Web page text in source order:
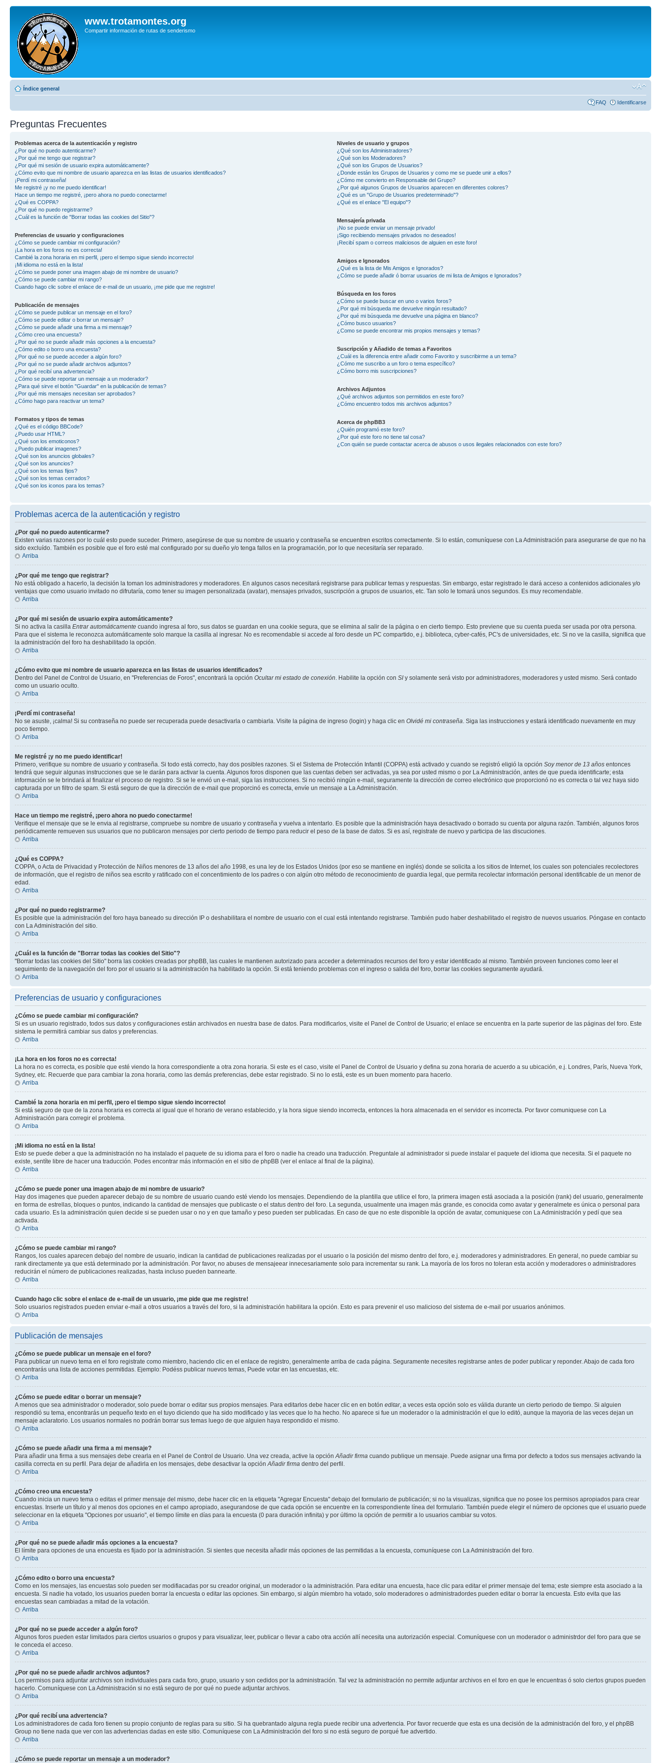
www.trotamontes.org
Compartir información de rutas de senderismo
Índice general
FAQ Identificarse
Preguntas Frecuentes
Problemas acerca de la autenticación y registro
¿Por qué no puedo autenticarme?
¿Por qué me tengo que registrar?
¿Por qué mi sesión de usuario expira automáticamente?
¿Cómo evito que mi nombre de usuario aparezca en las listas de usuarios identificados?
¡Perdí mi contraseña!
Me registré ¡y no me puedo identificar!
Hace un tiempo me registré, ¡pero ahora no puedo conectarme!
¿Qué es COPPA?
¿Por qué no puedo registrarme?
¿Cuál es la función de "Borrar todas las cookies del Sitio"?
Preferencias de usuario y configuraciones
¿Cómo se puede cambiar mi configuración?
¡La hora en los foros no es correcta!
Cambié la zona horaria en mi perfil, ¡pero el tiempo sigue siendo incorrecto!
¡Mi idioma no está en la lista!
¿Cómo se puede poner una imagen abajo de mi nombre de usuario?
¿Cómo se puede cambiar mi rango?
Cuando hago clic sobre el enlace de e-mail de un usuario, ¡me pide que me registre!
Publicación de mensajes
¿Cómo se puede publicar un mensaje en el foro?
¿Cómo se puede editar o borrar un mensaje?
¿Cómo se puede añadir una firma a mi mensaje?
¿Cómo creo una encuesta?
¿Por qué no se puede añadir más opciones a la encuesta?
¿Cómo edito o borro una encuesta?
¿Por qué no se puede acceder a algún foro?
¿Por qué no se puede añadir archivos adjuntos?
¿Por qué recibí una advertencia?
¿Cómo se puede reportar un mensaje a un moderador?
¿Para qué sirve el botón "Guardar" en la publicación de temas?
¿Por qué mis mensajes necesitan ser aprobados?
¿Cómo hago para reactivar un tema?
Formatos y tipos de temas
¿Qué es el código BBCode?
¿Puedo usar HTML?
¿Qué son los emoticonos?
¿Puedo publicar imagenes?
¿Qué son los anuncios globales?
¿Qué son los anuncios?
¿Qué son los temas fijos?
¿Qué son los temas cerrados?
¿Qué son los iconos para los temas?
Niveles de usuario y grupos
¿Qué son los Administradores?
¿Qué son los Moderadores?
¿Qué son los Grupos de Usuarios?
¿Donde están los Grupos de Usuarios y como me se puede unir a ellos?
¿Cómo me convierto en Responsable del Grupo?
¿Por qué algunos Grupos de Usuarios aparecen en diferentes colores?
¿Qué es un "Grupo de Usuarios predeterminado"?
¿Qué es el enlace "El equipo"?
Mensajería privada
¡No se puede enviar un mensaje privado!
¡Sigo recibiendo mensajes privados no deseados!
¡Recibí spam o correos maliciosos de alguien en este foro!
Amigos e Ignorados
¿Qué es la lista de Mis Amigos e Ignorados?
¿Cómo se puede añadir ó borrar usuarios de mi lista de Amigos e Ignorados?
Búsqueda en los foros
¿Cómo se puede buscar en uno o varios foros?
¿Por qué mi búsqueda me devuelve ningún resultado?
¿Por qué mi búsqueda me devuelve una página en blanco?
¿Cómo busco usuarios?
¿Como se puede encontrar mis propios mensajes y temas?
Suscripción y Añadido de temas a Favoritos
¿Cuál es la diferencia entre añadir como Favorito y suscribirme a un tema?
¿Cómo me suscribo a un foro o tema específico?
¿Cómo borro mis suscripciones?
Archivos Adjuntos
¿Qué archivos adjuntos son permitidos en este foro?
¿Cómo encuentro todos mis archivos adjuntos?
Acerca de phpBB3
¿Quién programó este foro?
¿Por qué este foro no tiene tal cosa?
¿Con quién se puede contactar acerca de abusos o usos ilegales relacionados con este foro?
Problemas acerca de la autenticación y registro
¿Por qué no puedo autenticarme?
Existen varias razones por lo cuál esto puede suceder. Primero, asegúrese de que su nombre de usuario y contraseña se encuentren escritos correctamente. Si lo están, comuníquese con La Administración para asegurarse de que no ha
sido excluído. También es posible que el foro esté mal configurado por su dueño y/o tenga fallos en la programación, por lo que necesitaría ser reparado.
Arriba
¿Por qué me tengo que registrar?
No está obligado a hacerlo, la decisión la toman los administradores y moderadores. En algunos casos necesitará registrarse para publicar temas y respuestas. Sin embargo, estar registrado le dará acceso a contenidos adicionales y/o
ventajas que como usuario invitado no difrutaría, como tener su imagen personalizada (avatar), mensajes privados, suscripción a grupos de usuarios, etc. Tan solo le tomará unos segundos. Es muy recomendable.
Arriba
¿Por qué mi sesión de usuario expira automáticamente?
Si no activa la casilla Entrar automáticamente cuando ingresa al foro, sus datos se guardan en una cookie segura, que se elimina al salir de la página o en cierto tiempo. Esto previene que su cuenta pueda ser usada por otra persona.
Para que el sistema le reconozca automáticamente solo marque la casilla al ingresar. No es recomendable si accede al foro desde un PC compartido, e.j. biblioteca, cyber-cafés, PC's de universidades, etc. Si no ve la casilla, significa que
la administración del foro ha deshabilitado la opción.
Arriba
¿Cómo evito que mi nombre de usuario aparezca en las listas de usuarios identificados?
Dentro del Panel de Control de Usuario, en "Preferencias de Foros", encontrará la opción Ocultar mi estado de conexión. Habilite la opción con SI y solamente será visto por administradores, moderadores y usted mismo. Será contado
como un usuario oculto.
Arriba
¡Perdí mi contraseña!
No se asuste, ¡calma! Si su contraseña no puede ser recuperada puede desactivarla o cambiarla. Visite la página de ingreso (login) y haga clic en Olvidé mi contraseña. Siga las instrucciones y estará identificado nuevamente en muy
poco tiempo.
Arriba
Me registré ¡y no me puedo identificar!
Primero, verifique su nombre de usuario y contraseña. Si todo está correcto, hay dos posibles razones. Si el Sistema de Protección Infantil (COPPA) está activado y cuando se registró eligió la opción Soy menor de 13 años entonces
tendrá que seguir algunas instrucciones que se le darán para activar la cuenta. Algunos foros disponen que las cuentas deben ser activadas, ya sea por usted mismo o por La Administración, antes de que pueda identificarte; esta
información se le brindará al finalizar el proceso de registro. Si se le envió un e-mail, siga las instrucciones. Si no recibió ningún e-mail, seguramente la dirección de correo electrónico que proporcionó no es correcta o tal vez haya sido
capturada por un filtro de spam. Si está seguro de que la dirección de e-mail que proporcinó es correcta, envíe un mensaje a La Administración.
Arriba
Hace un tiempo me registré, ¡pero ahora no puedo conectarme!
Verifique el mensaje que se le envia al registrarse, compruebe su nombre de usuario y contraseña y vuelva a intentarlo. Es posible que la administración haya desactivado o borrado su cuenta por alguna razón. También, algunos foros
periódicamente remueven sus usuarios que no publicaron mensajes por cierto periodo de tiempo para reducir el peso de la base de datos. Si es así, registrate de nuevo y participa de las discuciones.
Arriba
¿Qué es COPPA?
COPPA, o Acta de Privacidad y Protección de Niños menores de 13 años del año 1998, es una ley de los Estados Unidos (por eso se mantiene en inglés) donde se solicita a los sitios de Internet, los cuales son potenciales recolectores
de información, que el registro de niños sea escrito y ratificado con el concentimiento de los padres o con algún otro método de reconocimiento de guardia legal, que permita recolectar información personal identificable de un menor de
edad.
Arriba
¿Por qué no puedo registrarme?
Es posible que la administración del foro haya baneado su dirección IP o deshabilitara el nombre de usuario con el cual está intentando registrarse. También pudo haber deshabilitado el registro de nuevos usuarios. Póngase en contacto
con La Administración del sitio.
Arriba
¿Cuál es la función de "Borrar todas las cookies del Sitio"?
"Borrar todas las cookies del Sitio" borra las cookies creadas por phpBB, las cuales le mantienen autorizado para acceder a determinados recursos del foro y estar identificado al mismo. También proveen funciones como leer el
seguimiento de la navegación del foro por el usuario si la administración ha habilitado la opción. Si está teniendo problemas con el ingreso o salida del foro, borrar las cookies seguramente ayudará.
Arriba
Preferencias de usuario y configuraciones
¿Cómo se puede cambiar mi configuración?
Si es un usuario registrado, todos sus datos y configuraciones están archivados en nuestra base de datos. Para modificarlos, visite el Panel de Control de Usuario; el enlace se encuentra en la parte superior de las páginas del foro. Este
sistema le permitirá cambiar sus datos y preferencias.
Arriba
¡La hora en los foros no es correcta!
La hora no es correcta, es posible que esté viendo la hora correspondiente a otra zona horaria. Si este es el caso, visite el Panel de Control de Usuario y defina su zona horaria de acuerdo a su ubicación, e.j. Londres, París, Nueva York,
Sydney, etc. Recuerde que para cambiar la zona horaria, como las demás preferencias, debe estar registrado. Si no lo está, este es un buen momento para hacerlo.
Arriba
Cambié la zona horaria en mi perfil, ¡pero el tiempo sigue siendo incorrecto!
Si está seguro de que de la zona horaria es correcta al igual que el horario de verano establecido, y la hora sigue siendo incorrecta, entonces la hora almacenada en el servidor es incorrecta. Por favor comuniquese con La
Administración para corregir el problema.
Arriba
¡Mi idioma no está en la lista!
Esto se puede deber a que la administración no ha instalado el paquete de su idioma para el foro o nadie ha creado una traducción. Preguntale al administrador si puede instalar el paquete del idioma que necesita. Si el paquete no
existe, sentíte libre de hacer una traducción. Podes encontrar más información en el sitio de phpBB (ver el enlace al final de la página).
Arriba
¿Cómo se puede poner una imagen abajo de mi nombre de usuario?
Hay dos imagenes que pueden aparecer debajo de su nombre de usuario cuando esté viendo los mensajes. Dependiendo de la plantilla que utilice el foro, la primera imagen está asociada a la posición (rank) del usuario, generalmente
en forma de estrellas, bloques o puntos, indicando la cantidad de mensajes que publicaste o el status dentro del foro. La segunda, usualmente una imagen más grande, es conocida como avatar y generalmete es única o personal para
cada usuario. Es la administración quien decide si se pueden usar o no y en que tamaño y peso pueden ser publicadas. En caso de que no este disponible la opción de avatar, comuniquese con La Administración y pedí que sea
activada.
Arriba
¿Cómo se puede cambiar mi rango?
Rangos, los cuales aparecen debajo del nombre de usuario, indican la cantidad de publicaciones realizadas por el usuario o la posición del mismo dentro del foro, e.j. moderadores y administradores. En general, no puede cambiar su
rank directamente ya que está determinado por la administración. Por favor, no abuses de mensajeear innecesariamente solo para incrementar su rank. La mayoría de los foros no toleran esta acción y moderadores o administradores
reducirán el número de publicaciones realizadas, hasta incluso pueden bannearte.
Arriba
Cuando hago clic sobre el enlace de e-mail de un usuario, ¡me pide que me registre!
Solo usuarios registrados pueden enviar e-mail a otros usuarios a través del foro, si la administración habilitara la opción. Esto es para prevenir el uso malicioso del sistema de e-mail por usuarios anónimos.
Arriba
Publicación de mensajes
¿Cómo se puede publicar un mensaje en el foro?
Para publicar un nuevo tema en el foro registrate como miembro, haciendo clic en el enlace de registro, generalmente arriba de cada página. Seguramente necesites registrarse antes de poder publicar y reponder. Abajo de cada foro
encontrarás una lista de acciones permitidas. Ejemplo: Podéss publicar nuevos temas, Puede votar en las encuestas, etc.
Arriba
¿Cómo se puede editar o borrar un mensaje?
A menos que sea administrador o moderador, solo puede borrar o editar sus propios mensajes. Para editarlos debe hacer clic en en botón editar, a veces esta opción solo es válida durante un cierto periodo de tiempo. Si alguien
respondió su tema, encontrarás un pequeño texto en el tuyo diciendo que ha sido modificado y las veces que lo ha hecho. No aparece si fue un moderador o la administración el que lo editó, aunque la mayoria de las veces dejan un
mensaje aclaratorio. Los usuarios normales no podrán borrar sus temas luego de que alguien haya respondido el mismo.
Arriba
¿Cómo se puede añadir una firma a mi mensaje?
Para añadir una firma a sus mensajes debe crearla en el Panel de Control de Usuario. Una vez creada, active la opciónAñadir firma cuando publique un mensaje. Puede asignar una firma por defecto a todos sus mensajes activando la
casilla correcta en su perfil. Para dejar de añadirla en los mensajes, debe desactivar la opciónAñadir firma dentro del perfil.
Arriba
¿Cómo creo una encuesta?
Cuando inicia un nuevo tema o editas el primer mensaje del mismo, debe hacer clic en la etiqueta "Agregar Encuesta" debajo del formulario de publicación; si no la visualizas, significa que no posee los permisos apropiados para crear
encuestas. Inserte un título y al menos dos opciones en el campo apropiado, asegurandose de que cada opción se encuentre en la correspondiente línea del formulario. También puede elegir el número de opciones que el usuario puede
seleccionar en la etiqueta "Opciones por usuario", el tiempo límite en días para la encuesta (0 para duración infinita) y por último la opción de permitir a lo usuarios cambiar su votos.
Arriba
¿Por qué no se puede añadir más opciones a la encuesta?
El límite para opciones de una encuesta es fijado por la administración. Si sientes que necesita añadir más opciones de las permitidas a la encuesta, comuníquese con La Administración del foro.
Arriba
¿Cómo edito o borro una encuesta?
Como en los mensajes, las encuestas solo pueden ser modifiacadas por su creador original, un moderador o la administración. Para editar una encuesta, hace clic para editar el primer mensaje del tema; este siempre esta asociado a la
encuesta. Si nadie ha votado, los usuarios pueden borrar la encuesta o editar las opciones. Sin embargo, si algún miembro ha votado, solo moderadores o administradordes pueden editar o borrar la encuesta. Esto evita que las
encuestas sean cambiadas a mitad de la votación.
Arriba
¿Por qué no se puede acceder a algún foro?
Algunos foros pueden estar limitados para ciertos usuarios o grupos y para visualizar, leer, publicar o llevar a cabo otra acción allí necesita una autorización especial. Comuníquese con un moderador o administrdor del foro para que se
le conceda el acceso.
Arriba
¿Por qué no se puede añadir archivos adjuntos?
Los permisos para adjuntar archivos son individuales para cada foro, grupo, usuario y son cedidos por la administración. Tal vez la administración no permite adjuntar archivos en el foro en que le encuentras ó solo ciertos grupos pueden
hacerlo. Comuníquese con La Administración si no está seguro de por qué no puede adjuntar archivos.
Arriba
¿Por qué recibí una advertencia?
Los administradores de cada foro tienen su propio conjunto de reglas para su sitio. Si ha quebrantado alguna regla puede recibir una advertencia. Por favor recuerde que esta es una decisión de la administración del foro, y el phpBB
Group no tiene nada que ver con las advertencias dadas en este sitio. Comuníquese con La Administración del foro si no está seguro de porqué fue advertido.
Arriba
¿Cómo se puede reportar un mensaje a un moderador?